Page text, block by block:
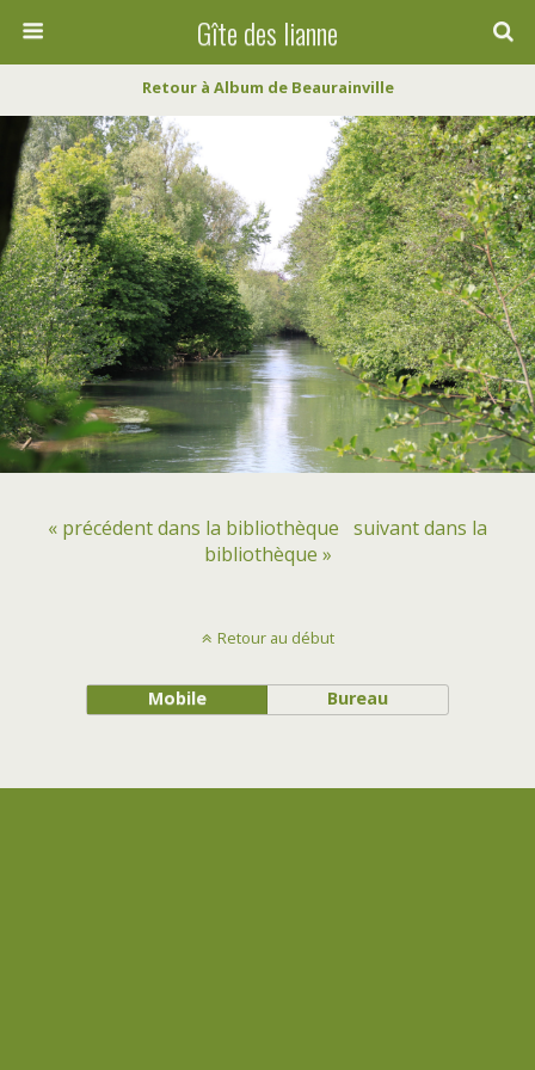
Gîte des lianne
Retour à Album de Beaurainville
« précédent dans la bibliothèque suivant dans la
bibliothèque »
Retour au début
Mobile Bureau